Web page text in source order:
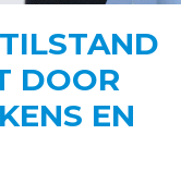
DOOR
EN